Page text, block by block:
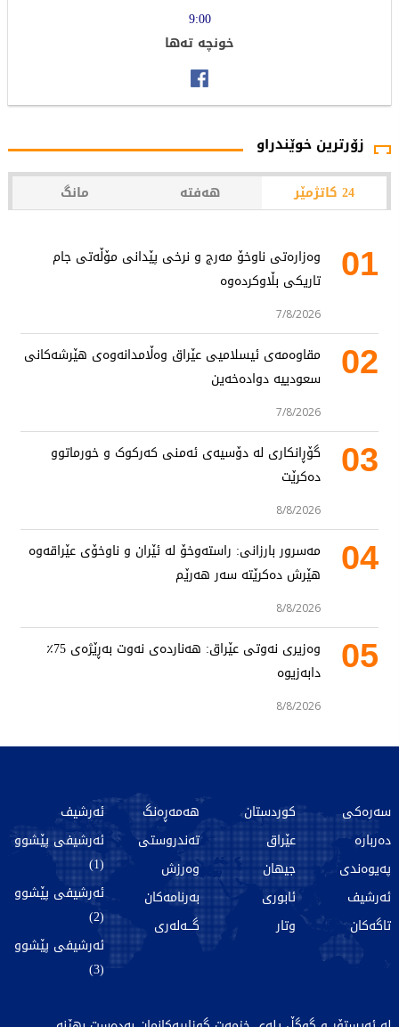
9:00
خونچە تەها
زۆرترین خوێندراو
24 کاتژمێر هەفتە مانگ
01
وەزارەتی ناوخۆ مەرج و نرخی پێدانی مۆڵەتی جام
تاریکی بڵاوکردەوە
7/8/2026
02
مقاوەمەی ئیسلامیی عێراق وەڵامدانەوەی هێرشەکانی
سعودییە دوادەخەین
7/8/2026
03
گۆڕانکاری لە دۆسیەی ئەمنی کەرکوک و خورماتوو
دەکرێت
8/8/2026
04
مەسرور بارزانی: راستەوخۆ لە ئێران و ناوخۆی عێراقەوە
هێرش دەکرێتە سەر هەرێم
8/8/2026
05
وەزیری نەوتی عێراق: هەناردەی نەوت بەڕێژەی 75٪
دابەزیوە
8/8/2026
سەرەکی
دەربارە
پەیوەندی
ئەرشیف
تاگەکان
کوردستان
عێراق
جیهان
ئابوری
وتار
هەمەڕەنگ
تەندروستی
وەرزش
بەرنامەکان
گـــەلەری
ئەرشیف
ئەرشیفی پێشوو
(1)
ئەرشیفی پێشوو
(2)
ئەرشیفی پێشوو
(3)